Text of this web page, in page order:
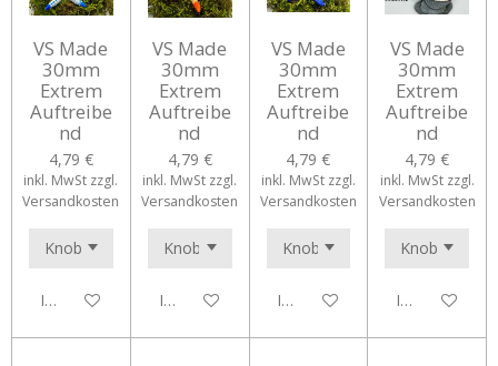
VS Made
30mm
Extrem
Auftreibe
nd
4,79 €
inkl. MwSt zzgl.
Versandkosten
In den Warenkorb
VS Made
30mm
Extrem
Auftreibe
nd
4,79 €
inkl. MwSt zzgl.
Versandkosten
In den Warenkorb
VS Made
30mm
Extrem
Auftreibe
nd
4,79 €
inkl. MwSt zzgl.
Versandkosten
In den Warenkorb
VS Made
30mm
Extrem
Auftreibe
nd
4,79 €
inkl. MwSt zzgl.
Versandkosten
In den